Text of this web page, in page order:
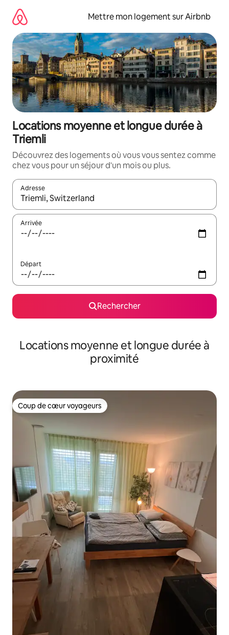
directement
contenu
Mettre mon logement sur Airbnb
Locations moyenne et longue durée à
Triemli
Découvrez des logements où vous vous sentez comme
chez vous pour un séjour d'un mois ou plus.
Adresse
Lorsque les résultats s'affichent, utilisez les flèches vers le
Arrivée
Départ
Rechercher
Locations moyenne et longue durée à
proximité
Coup de cœur voyageurs
Coup de cœur voyageurs